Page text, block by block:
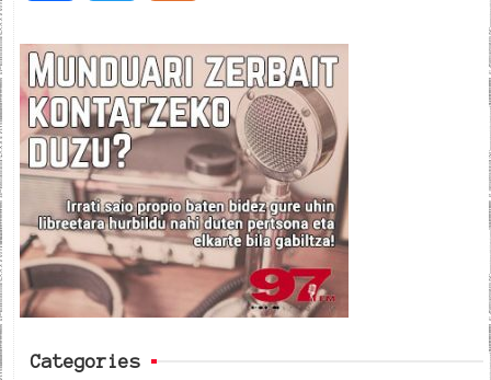
c
e
b
o
o
i
t
t
e
e
d
Categories